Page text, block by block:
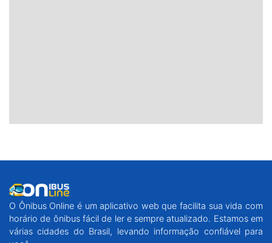
O Ônibus Online é um aplicativo web que facilita sua vida com
horário de ônibus fácil de ler e sempre atualizado. Estamos em
várias cidades do Brasil, levando informação confiável para